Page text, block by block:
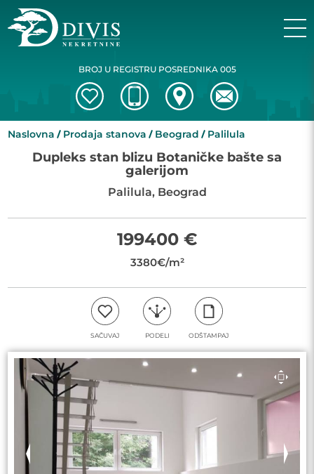
BROJ U REGISTRU POSREDNIKA 005
Naslovna Prodaja stanova Beograd Palilula
Dupleks stan blizu Botaničke bašte sa
galerijom
Palilula, Beograd
199400 €
3380€/m²
SAČUVAJ PODELI ODŠTAMPAJ